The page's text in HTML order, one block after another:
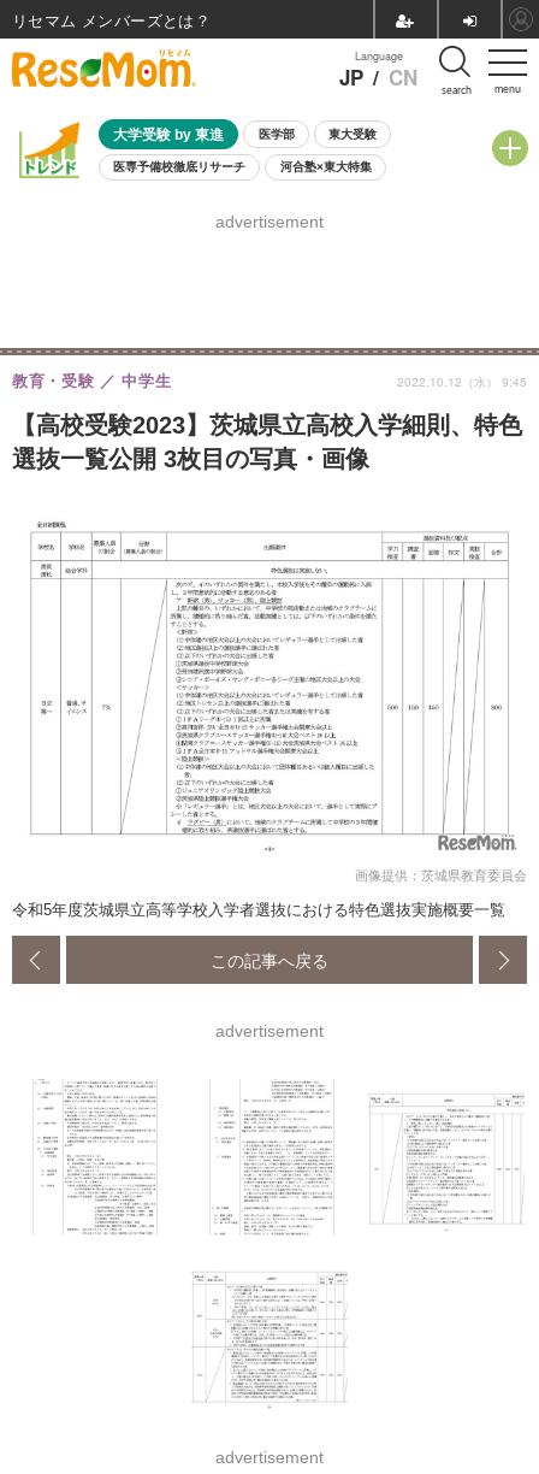
menu
Language
JP / CN search
大学受験 by 東進 医学部 東大受験
医専予備校徹底リサーチ 河合塾×東大特集
8月開催学校説明会・相談会
advertisement
【高校受験2023】茨城県立高校入学細則、特色
選抜一覧公開 3枚目の写真・画像
教育・受験 中学生 2022.10.12（水） 9:45
画像提供：茨城県教育委員会
令和5年度茨城県立高等学校入学者選抜における特色選抜実施概要一覧
この記事へ戻る
advertisement
advertisement
リセマム メンバーズ